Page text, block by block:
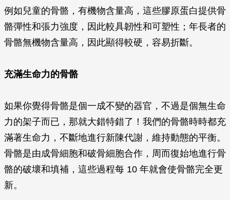
例如兒童的骨骼，有機物含量高，這些膠原蛋白提供骨
骼彈性和張力強度，因此較具韌性和可塑性；年長者的
骨骼無機物含量高，因此顯得較硬，容易折斷。
充滿生命力的骨骼
如果你覺得骨骼是個一成不變的器官，不過是個無生命
力的架子而已，那就大錯特錯了！我們的骨骼時時都充
滿著生命力，不斷地進行新陳代謝，維持動態的平衡。
骨骼是由成骨細胞和破骨細胞合作，周而復始地進行骨
骼的破壞和填補，這些過程每 10 年就會使骨骼完全更
新。